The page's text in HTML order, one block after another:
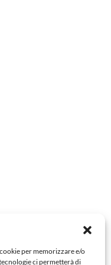
per memorizzare e/o
ci permetterà di